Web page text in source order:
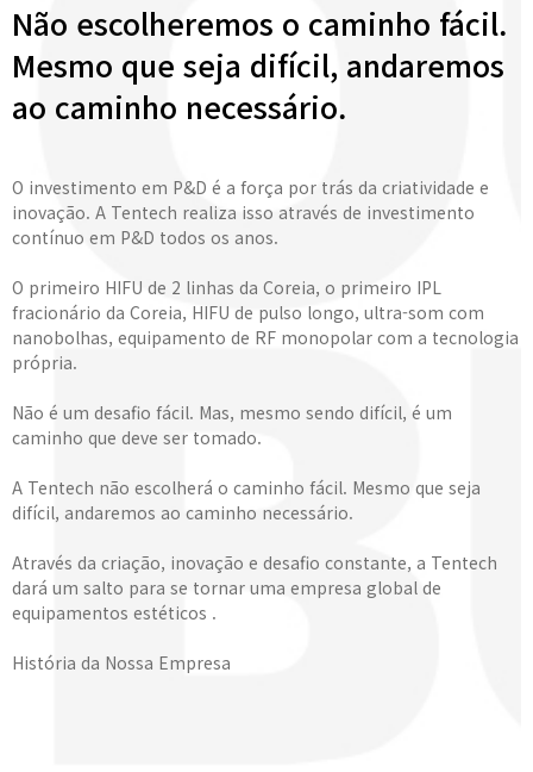
Não escolheremos o caminho fácil.
Mesmo que seja difícil, andaremos
ao caminho necessário.
O investimento em P&D é a força por trás da criatividade e
inovação. A Tentech realiza isso através de investimento
contínuo em P&D todos os anos.
O primeiro HIFU de 2 linhas da Coreia, o primeiro IPL
fracionário da Coreia, HIFU de pulso longo, ultra-som com
nanobolhas, equipamento de RF monopolar com a tecnologia
própria.
Não é um desafio fácil. Mas, mesmo sendo difícil, é um
caminho que deve ser tomado.
A Tentech não escolherá o caminho fácil. Mesmo que seja
difícil, andaremos ao caminho necessário.
Através da criação, inovação e desafio constante, a Tentech
dará um salto para se tornar uma empresa global de
equipamentos estéticos .
História da Nossa Empresa